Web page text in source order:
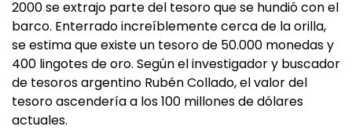
2000 se extrajo parte del tesoro que se hundió con el
barco. Enterrado increíblemente cerca de la orilla,
se estima que existe un tesoro de 50.000 monedas y
400 lingotes de oro. Según el investigador y buscador
de tesoros argentino Rubén Collado, el valor del
tesoro ascendería a los 100 millones de dólares
actuales.